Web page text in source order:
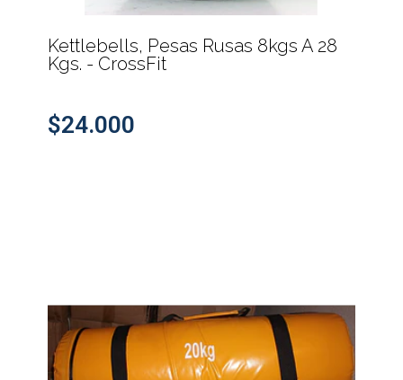
Kettlebells, Pesas Rusas 8kgs A 28
Kgs. - CrossFit
$24.000